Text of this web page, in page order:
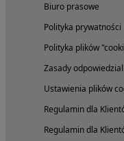
Biuro prasowe
Polityka prywatności
Polityka plików
Zasady
Ustawienia plików
Regulamin dla
Regulamin dla